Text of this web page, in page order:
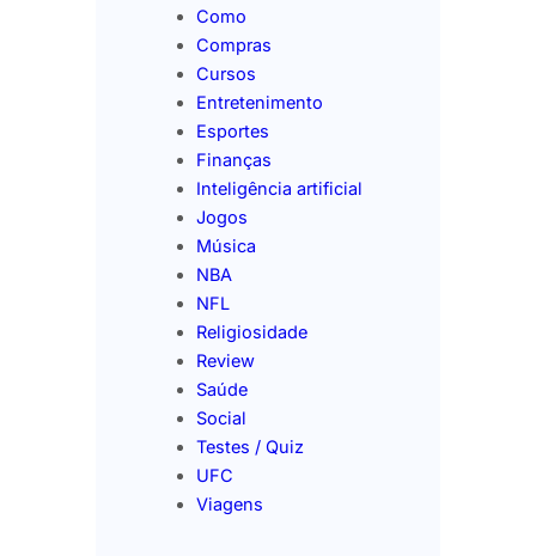
Como
Compras
Cursos
Entretenimento
Esportes
Finanças
Inteligência artificial
Jogos
Música
NBA
NFL
Religiosidade
Review
Saúde
Social
Testes / Quiz
UFC
Viagens